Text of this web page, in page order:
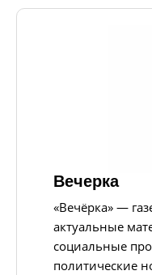
Вечерка
«Вечёрка» —
актуальные
социальные
политические